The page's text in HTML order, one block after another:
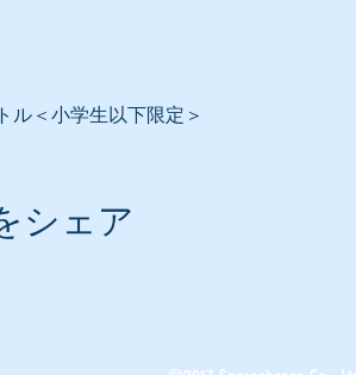
ル＜小学生以下限定＞
シェア